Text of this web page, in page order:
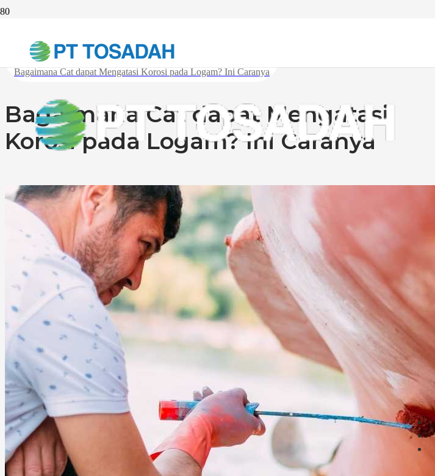
Beranda
Inspirasi
Bagaimana Cat dapat Mengatasi Korosi pada Logam? Ini Caranya
Bagaimana Cat dapat Mengatasi
Korosi pada Logam? Ini Caranya